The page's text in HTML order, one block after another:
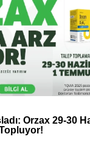
Orzax 29-30